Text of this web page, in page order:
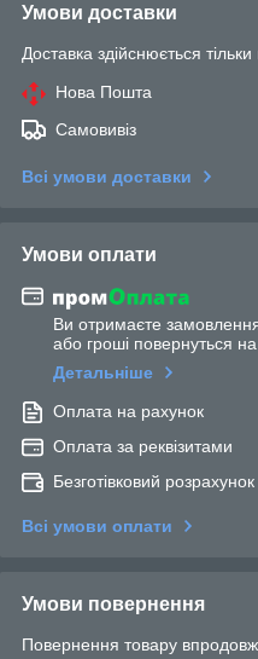
Умови доставки
Доставка здійснюється
Нова Пошта
Самовивіз
Всі умови доставки
Умови оплати
Ви отримаєте
або гроші повернуться
Детальніше
Оплата на рахунок
Оплата за реквізитами
Безготівковий
Всі умови оплати
Умови повернення
Повернення товару